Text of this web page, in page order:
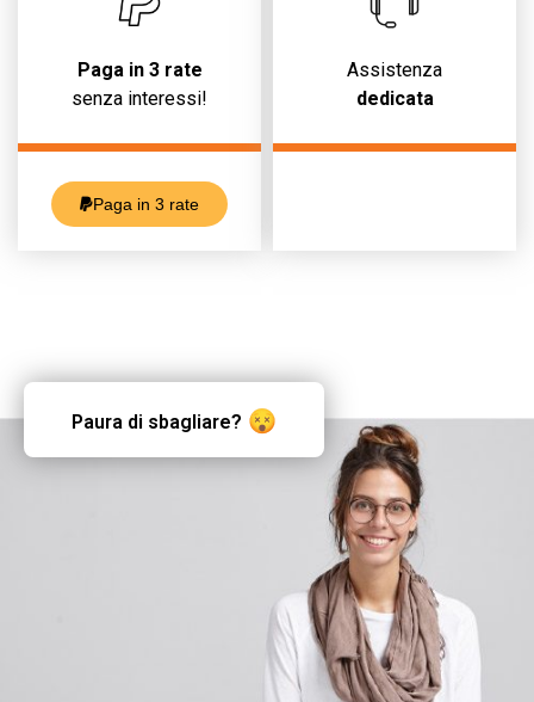
Paga in 3 rate
senza interessi!
Paga in 3 rate
Assistenza
dedicata
Paura di sbagliare?